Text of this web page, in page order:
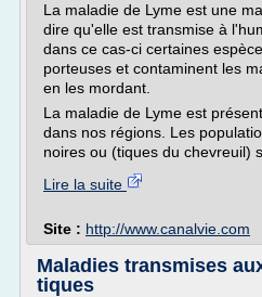
La maladie de Lyme est une
dire qu'elle est transmise à
dans ce cas-ci certaines
porteuses et contaminent les
en les mordant.
La maladie de Lyme est
dans nos régions. Les
noires ou (tiques du chevreuil)
Lire la suite
Site : http://www.canalvie.com
Maladies transmises
tiques